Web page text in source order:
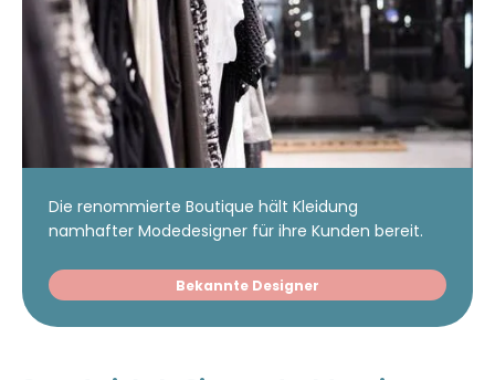
Die renommierte Boutique hält Kleidung
namhafter Modedesigner für ihre Kunden bereit.
Bekannte Designer